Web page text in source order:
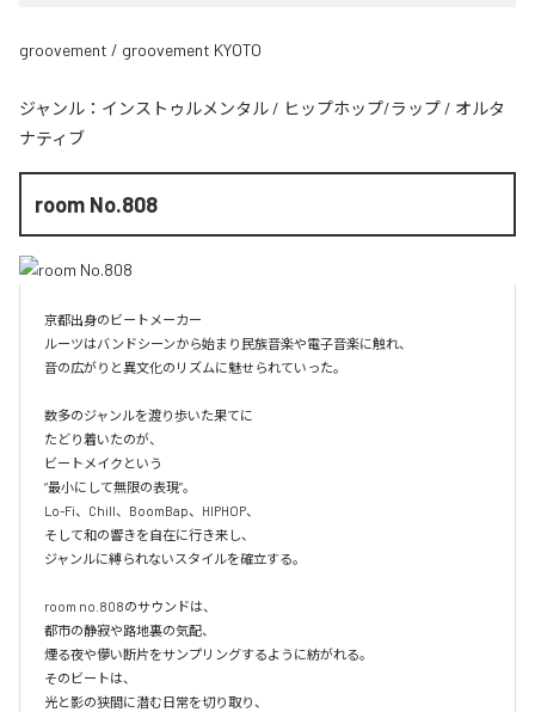
groovement / groovement KYOTO
ジャンル： インストゥルメンタル / ヒップホップ/ラップ / オルタ
ナティブ
room No.808
京都出身のビートメーカー
ルーツはバンドシーンから始まり民族音楽や電子音楽に触れ、
音の広がりと異文化のリズムに魅せられていった。
数多のジャンルを渡り歩いた果てに
たどり着いたのが、
ビートメイクという
“最小にして無限の表現”。
Lo-Fi、Chill、BoomBap、HIPHOP、
そして和の響きを自在に行き来し、
ジャンルに縛られないスタイルを確立する。
room no.808のサウンドは、
都市の静寂や路地裏の気配、
煙る夜や儚い断片をサンプリングするように紡がれる。
そのビートは、
光と影の狭間に潜む日常を切り取り、